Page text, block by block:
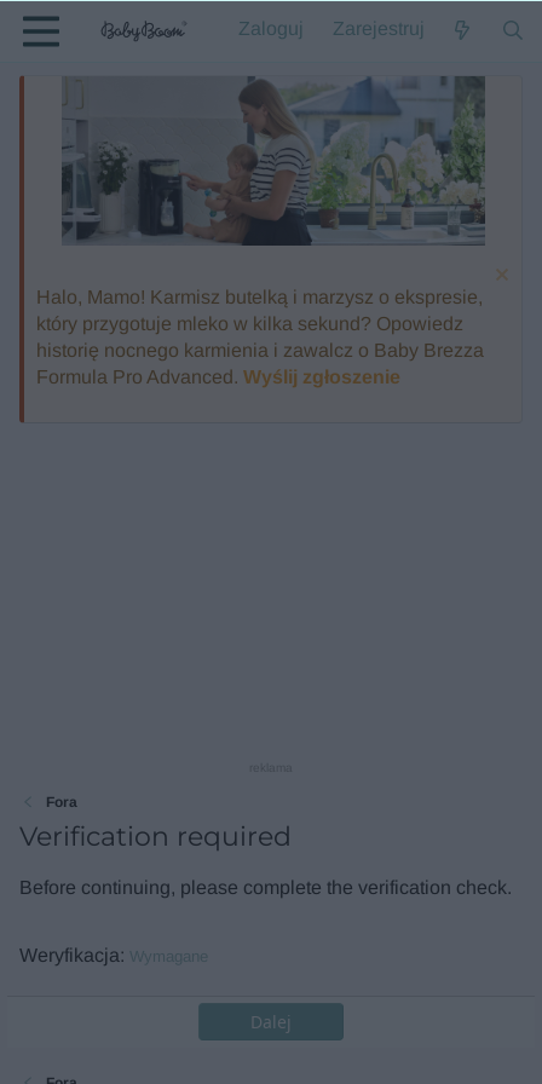
Zaloguj Zarejestruj
Halo, Mamo! Karmisz butelką i marzysz o ekspresie,
który przygotuje mleko w kilka sekund? Opowiedz
historię nocnego karmienia i zawalcz o Baby Brezza
Formula Pro Advanced. Wyślij zgłoszenie
Fora
Verification required
Before continuing, please complete the verification check.
Weryfikacja Wymagane
Dalej